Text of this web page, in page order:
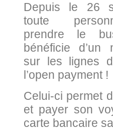
Depuis le 26
toute
prendre le
bénéficie d’un
sur les lignes
l’open payment !
Celui-ci permet
et payer son
carte bancaire